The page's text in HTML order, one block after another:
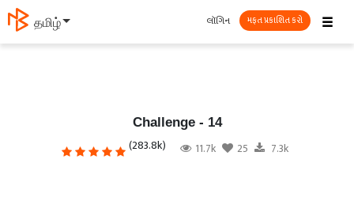
தமிழ் ☰
લૉગિન મફત પ્રકાશિત કરો
Challenge - 14
(283.8k) 11.7k 25 7.3k